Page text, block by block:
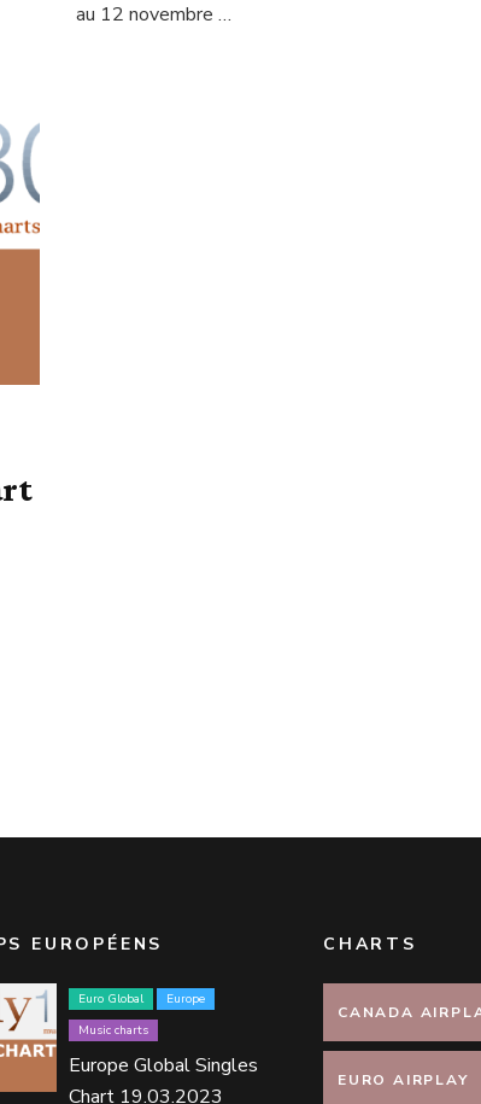
au 12 novembre …
EUROPÉENS
Euro Global
Europe
Music charts
Europe Global Singles
Chart 19.03.2023
CHARTS
CANADA
EURO AIRPLAY